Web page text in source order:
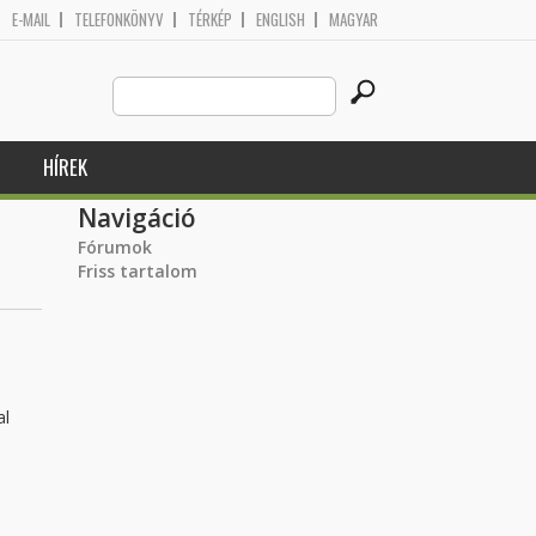
E-MAIL TELEFONKÖNYV TÉRKÉP ENGLISH MAGYAR
Search
this
site
HÍREK
Navigáció
Fórumok
Friss tartalom